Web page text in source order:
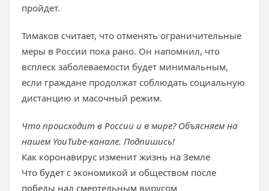
пройдет.
Тимаков считает, что отменять ограничительные
меры в России пока рано. Он напомнил, что
всплеск заболеваемости будет минимальным,
если граждане продолжат соблюдать социальную
дистанцию и маcочный режим.
Что происходит в России и в мире? Объясняем на
нашем YouTube-канале. Подпишись!
Как коронавирус изменит жизнь на Земле
Что будет с экономикой и обществом после
победы над смертельным вирусом